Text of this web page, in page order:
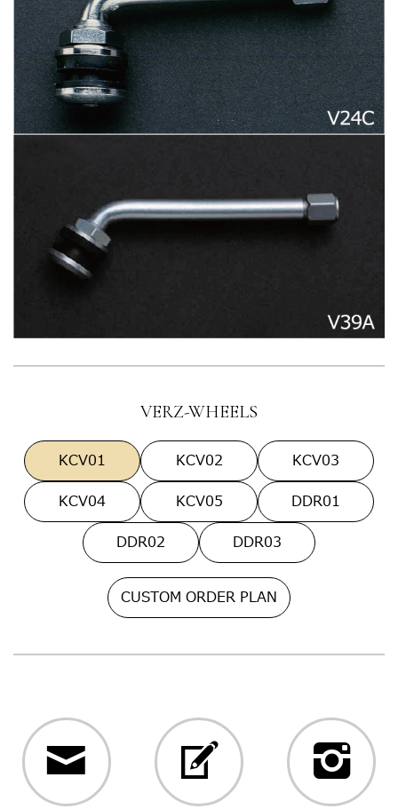
VERZ-WHEELS
KCV01 KCV02
KCV03
KCV04
KCV05
DDR01
DDR02
DDR03
CUSTOM ORDER PLAN